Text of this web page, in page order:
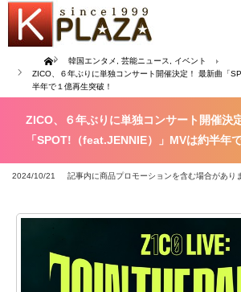
Home 韓国エンタメ 芸能ニュース
イベント
ZICO、６年ぶりに単独コンサート開催決定！ 最新曲「
半年で１億再生突破！
ZICO、６年ぶりに単独コンサート開催決
「SPOT!（feat.JENNIE）」MVは約半年
2024/10/21 記事内に商品プロモーションを含む場合があり